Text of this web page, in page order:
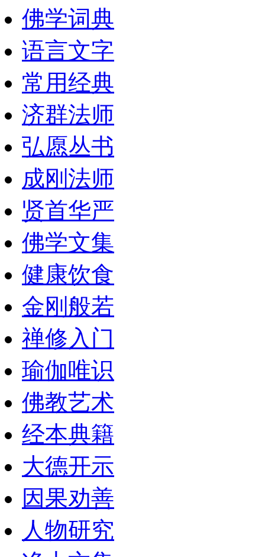
佛学词典
语言文字
常用经典
济群法师
弘愿丛书
成刚法师
贤首华严
佛学文集
健康饮食
金刚般若
禅修入门
瑜伽唯识
佛教艺术
经本典籍
大德开示
因果劝善
人物研究